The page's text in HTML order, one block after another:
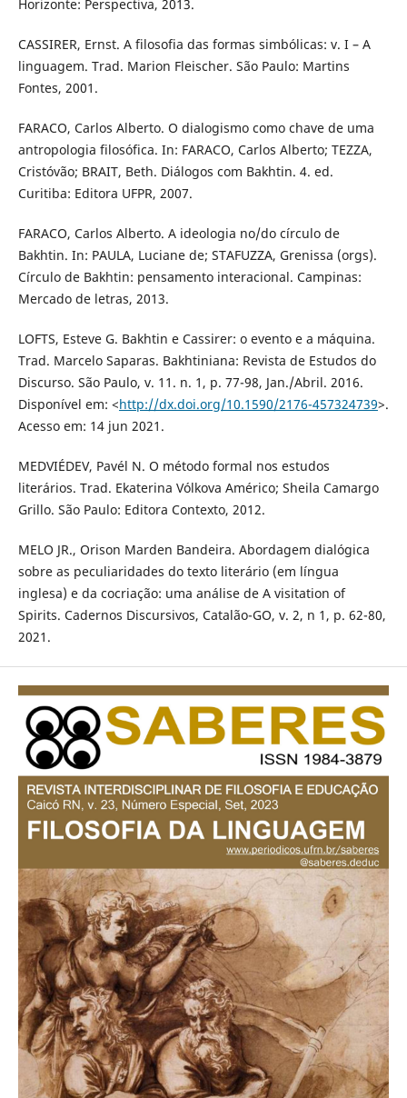
Horizonte: Perspectiva, 2013.
CASSIRER, Ernst. A filosofia das formas simbólicas: v. I – A
linguagem. Trad. Marion Fleischer. São Paulo: Martins
Fontes, 2001.
FARACO, Carlos Alberto. O dialogismo como chave de uma
antropologia filosófica. In: FARACO, Carlos Alberto; TEZZA,
Cristóvão; BRAIT, Beth. Diálogos com Bakhtin. 4. ed.
Curitiba: Editora UFPR, 2007.
FARACO, Carlos Alberto. A ideologia no/do círculo de
Bakhtin. In: PAULA, Luciane de; STAFUZZA, Grenissa (orgs).
Círculo de Bakhtin: pensamento interacional. Campinas:
Mercado de letras, 2013.
LOFTS, Esteve G. Bakhtin e Cassirer: o evento e a máquina.
Trad. Marcelo Saparas. Bakhtiniana: Revista de Estudos do
Discurso. São Paulo, v. 11. n. 1, p. 77-98, Jan./Abril. 2016.
Disponível em: <http://dx.doi.org/10.1590/2176-457324739>.
Acesso em: 14 jun 2021.
MEDVIÉDEV, Pavél N. O método formal nos estudos
literários. Trad. Ekaterina Vólkova Américo; Sheila Camargo
Grillo. São Paulo: Editora Contexto, 2012.
MELO JR., Orison Marden Bandeira. Abordagem dialógica
sobre as peculiaridades do texto literário (em língua
inglesa) e da cocriação: uma análise de A visitation of
Spirits. Cadernos Discursivos, Catalão-GO, v. 2, n 1, p. 62-80,
2021.